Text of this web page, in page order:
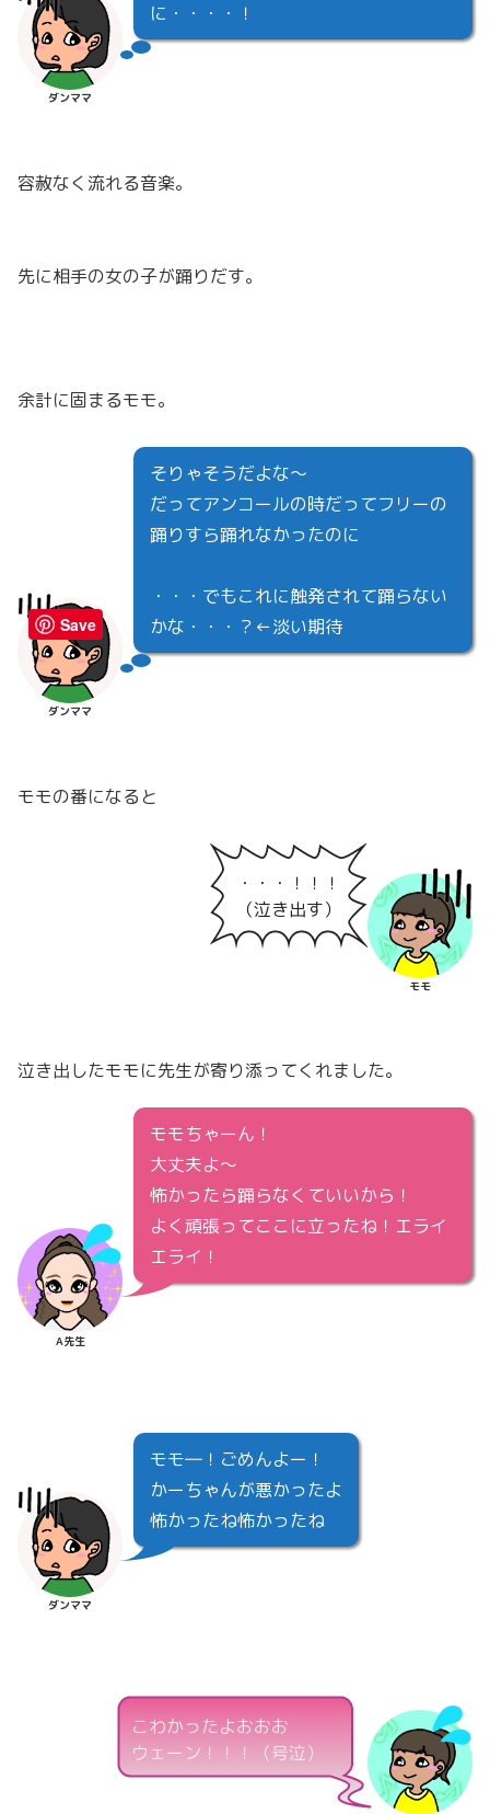
ダンママ
に・・・・！
容赦なく流れる音楽。
先に相手の女の子が踊りだす。
余計に固まるモモ。
ダンママ
そりゃそうだよな～
だってアンコールの時だってフリーの
踊りすら踊れなかったのに
・・・でもこれに触発されて踊らない
かな・・・？←淡い期待
モモの番になると
・・・！！！
（泣き出す）
モモ
泣き出したモモに先生が寄り添ってくれました。
A先生
モモちゃーん！
大丈夫よ～
怖かったら踊らなくていいから！
よく頑張ってここに立ったね！エライ
エライ！
ダンママ
モモ―！ごめんよー！
かーちゃんが悪かったよ
怖かったね怖かったね
こわかったよおおお
ウェーン！！！（号泣）
Save